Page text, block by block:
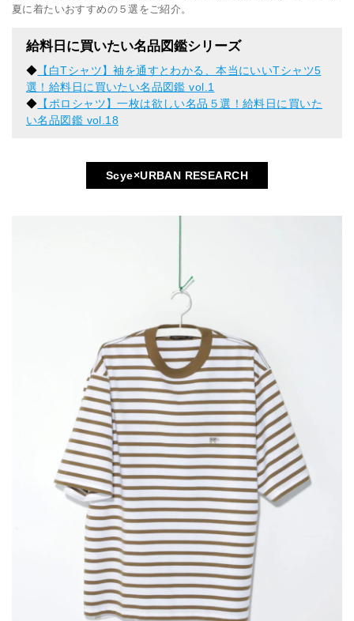
夏に着たいおすすめの５選をご紹介。
給料日に買いたい名品図鑑シリーズ
◆ 【白Tシャツ】袖を通すとわかる、本当にいいTシャツ5
選！給料日に買いたい名品図鑑 vol.1
◆ 【ポロシャツ】一枚は欲しい名品５選！給料日に買いた
い名品図鑑 vol.18
Scye×URBAN RESEARCH